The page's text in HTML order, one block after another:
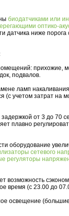
биодатчиками или
оптико-
датчика ниже порога
прихожие,
подвалов.
ламп
(с учетом затрат на
от 3 до 70
плавно
оборудование
сетевого
регуляторы
возможность
время (с 23.00 до
освещение